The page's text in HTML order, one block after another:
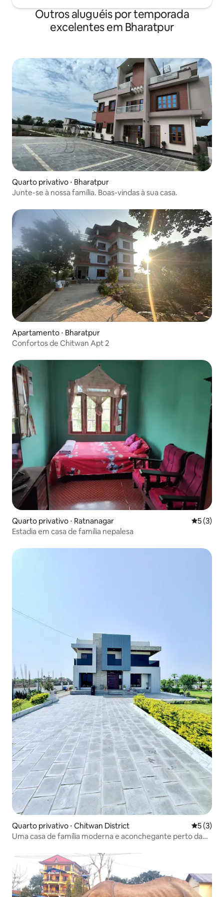
Outros aluguéis por temporada
excelentes em Bharatpur
Quarto privativo ⋅ Bharatpur
Junte-se à nossa família. Boas-vindas à sua casa.
Apartamento ⋅ Bharatpur
Confortos de Chitwan Apt 2
Quarto privativo ⋅ Ratnanagar 5 de
5 (3)
Estadia em casa de família nepalesa
Quarto privativo ⋅ Chitwan District 5 de
5 (3)
Uma casa de família moderna e aconchegante perto da